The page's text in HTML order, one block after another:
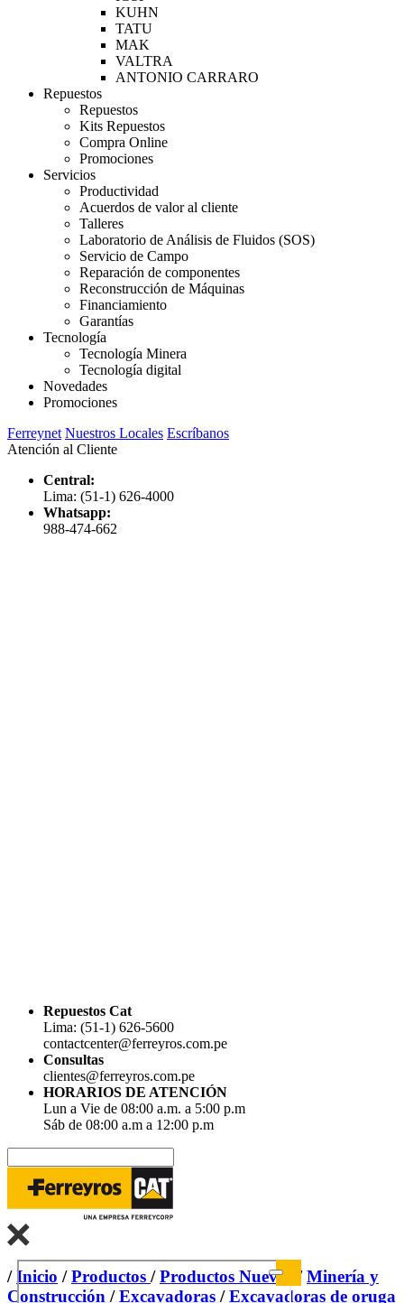
KUHN
TATU
MAK
VALTRA
ANTONIO CARRARO
Repuestos
Repuestos
Kits Repuestos
Compra Online
Promociones
Servicios
Productividad
Acuerdos de valor al cliente
Talleres
Laboratorio de Análisis de Fluidos (SOS)
Servicio de Campo
Reparación de componentes
Reconstrucción de Máquinas
Financiamiento
Garantías
Tecnología
Tecnología Minera
Tecnología digital
Novedades
Promociones
Ferreynet Nuestros Locales Escríbanos
Atención al Cliente
Central:
Lima: (51-1) 626-4000
Whatsapp:
988-474-662
Repuestos Cat
Lima: (51-1) 626-5600
contactcenter@ferreyros.com.pe
Consultas
clientes@ferreyros.com.pe
HORARIOS DE ATENCIÓN
Lun a Vie de 08:00 a.m. a 5:00 p.m
Sáb de 08:00 a.m a 12:00 p.m
/Inicio /Productos /Productos Nuevos /Minería y
Construcción /Excavadoras /Excavadoras de oruga